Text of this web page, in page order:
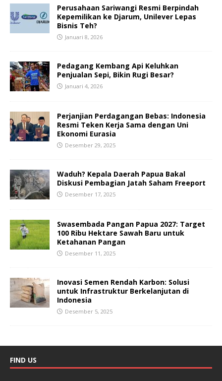
Perusahaan Sariwangi Resmi Berpindah
Kepemilikan ke Djarum, Unilever Lepas
Bisnis Teh?
Januari 8, 2026
Pedagang Kembang Api Keluhkan
Penjualan Sepi, Bikin Rugi Besar?
Januari 4, 2026
Perjanjian Perdagangan Bebas: Indonesia
Resmi Teken Kerja Sama dengan Uni
Ekonomi Eurasia
Desember 29, 2025
Waduh? Kepala Daerah Papua Bakal
Diskusi Pembagian Jatah Saham Freeport
Desember 17, 2025
Swasembada Pangan Papua 2027: Target
100 Ribu Hektare Sawah Baru untuk
Ketahanan Pangan
Desember 11, 2025
Inovasi Semen Rendah Karbon: Solusi
untuk Infrastruktur Berkelanjutan di
Indonesia
Desember 5, 2025
FIND US